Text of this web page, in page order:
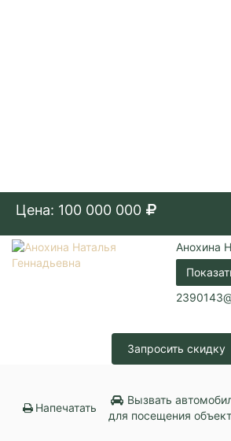
Цена: 100 000 000
Анохина
Запросить скидку
Напечатать
Вызвать
для посещения